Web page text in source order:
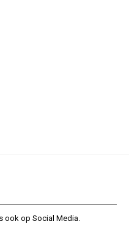
ook op Social Media.